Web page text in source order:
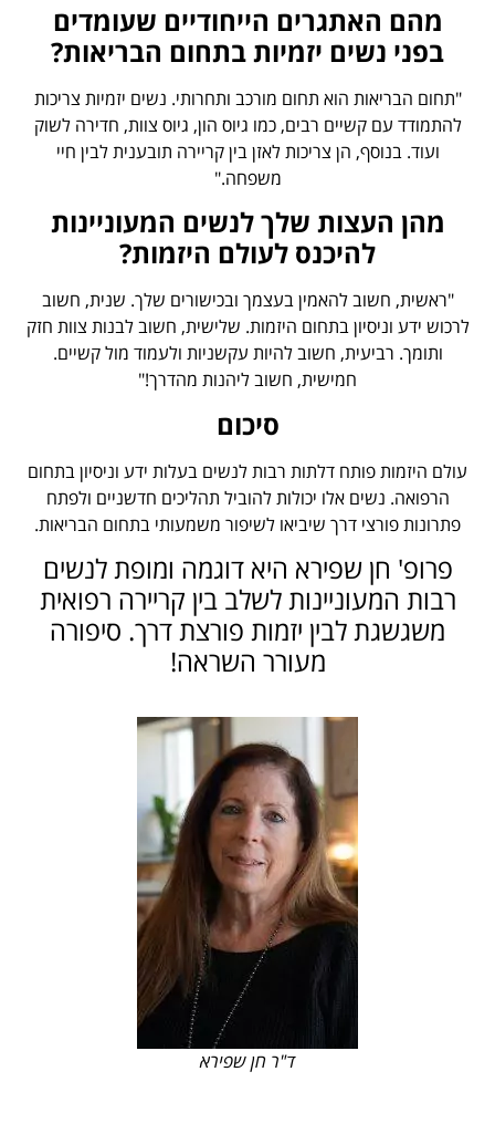
מהם האתגרים הייחודיים שעומדים
בפני נשים יזמיות בתחום הבריאות?
"תחום הבריאות הוא תחום מורכב ותחרותי. נשים יזמיות צריכות
להתמודד עם קשיים רבים, כמו גיוס הון, גיוס צוות, חדירה לשוק
ועוד. בנוסף, הן צריכות לאזן בין קריירה תובענית לבין חיי
משפחה."
מהן העצות שלך לנשים המעוניינות
להיכנס לעולם היזמות?
"ראשית, חשוב להאמין בעצמך ובכישורים שלך. שנית, חשוב
לרכוש ידע וניסיון בתחום היזמות. שלישית, חשוב לבנות צוות חזק
ותומך. רביעית, חשוב להיות עקשניות ולעמוד מול קשיים.
חמישית, חשוב ליהנות מהדרך!"
סיכום
עולם היזמות פותח דלתות רבות לנשים בעלות ידע וניסיון בתחום
הרפואה. נשים אלו יכולות להוביל תהליכים חדשניים ולפתח
פתרונות פורצי דרך שיביאו לשיפור משמעותי בתחום הבריאות.
פרופ' חן שפירא היא דוגמה ומופת לנשים
רבות המעוניינות לשלב בין קריירה רפואית
משגשגת לבין יזמות פורצת דרך. סיפורה
מעורר השראה!
ד"ר חן שפירא